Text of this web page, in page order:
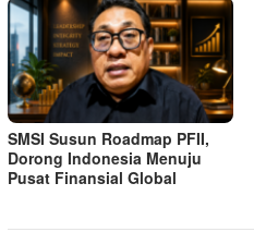
SMSI Susun Roadmap PFII,
Dorong Indonesia Menuju
Pusat Finansial Global